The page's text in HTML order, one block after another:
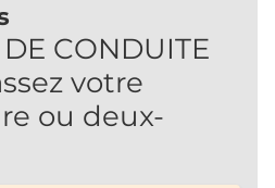
CONDUITE
votre
ou deux-